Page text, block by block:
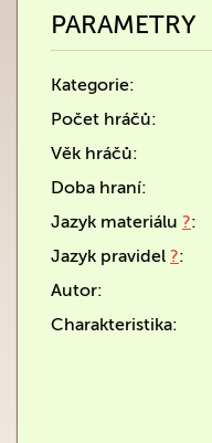
PARAMETRY
Kategorie:
Počet hráčů:
Věk hráčů:
Doba hraní:
Jazyk materiálu ?:
Jazyk pravidel ?:
Autor:
Charakteristika: